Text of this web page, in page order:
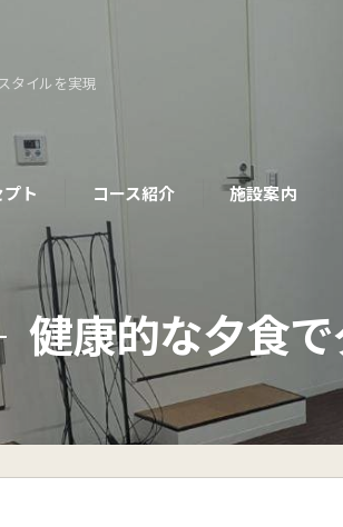
タイルを実現
ト コース紹介
パーソナルコース
初めての方へ
施設案内
健康的な夕食